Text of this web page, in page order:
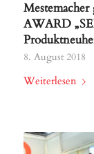
AWARD
8. August 2018
Weiterlesen